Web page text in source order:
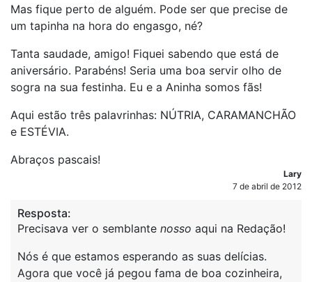
Mas fique perto de alguém. Pode ser que precise de
um tapinha na hora do engasgo, né?
Tanta saudade, amigo! Fiquei sabendo que está de
aniversário. Parabéns! Seria uma boa servir olho de
sogra na sua festinha. Eu e a Aninha somos fãs!
Aqui estão três palavrinhas: NÚTRIA, CARAMANCHÃO
e ESTÉVIA.
Abraços pascais!
Lary
7 de abril de 2012
Resposta:
Precisava ver o semblante nosso aqui na Redação!
Nós é que estamos esperando as suas delícias.
Agora que você já pegou fama de boa cozinheira,